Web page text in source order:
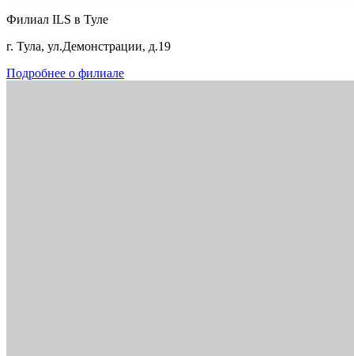
Филиал ILS в Туле
г. Тула, ул.Демонстрации, д.19
Подробнее о филиале